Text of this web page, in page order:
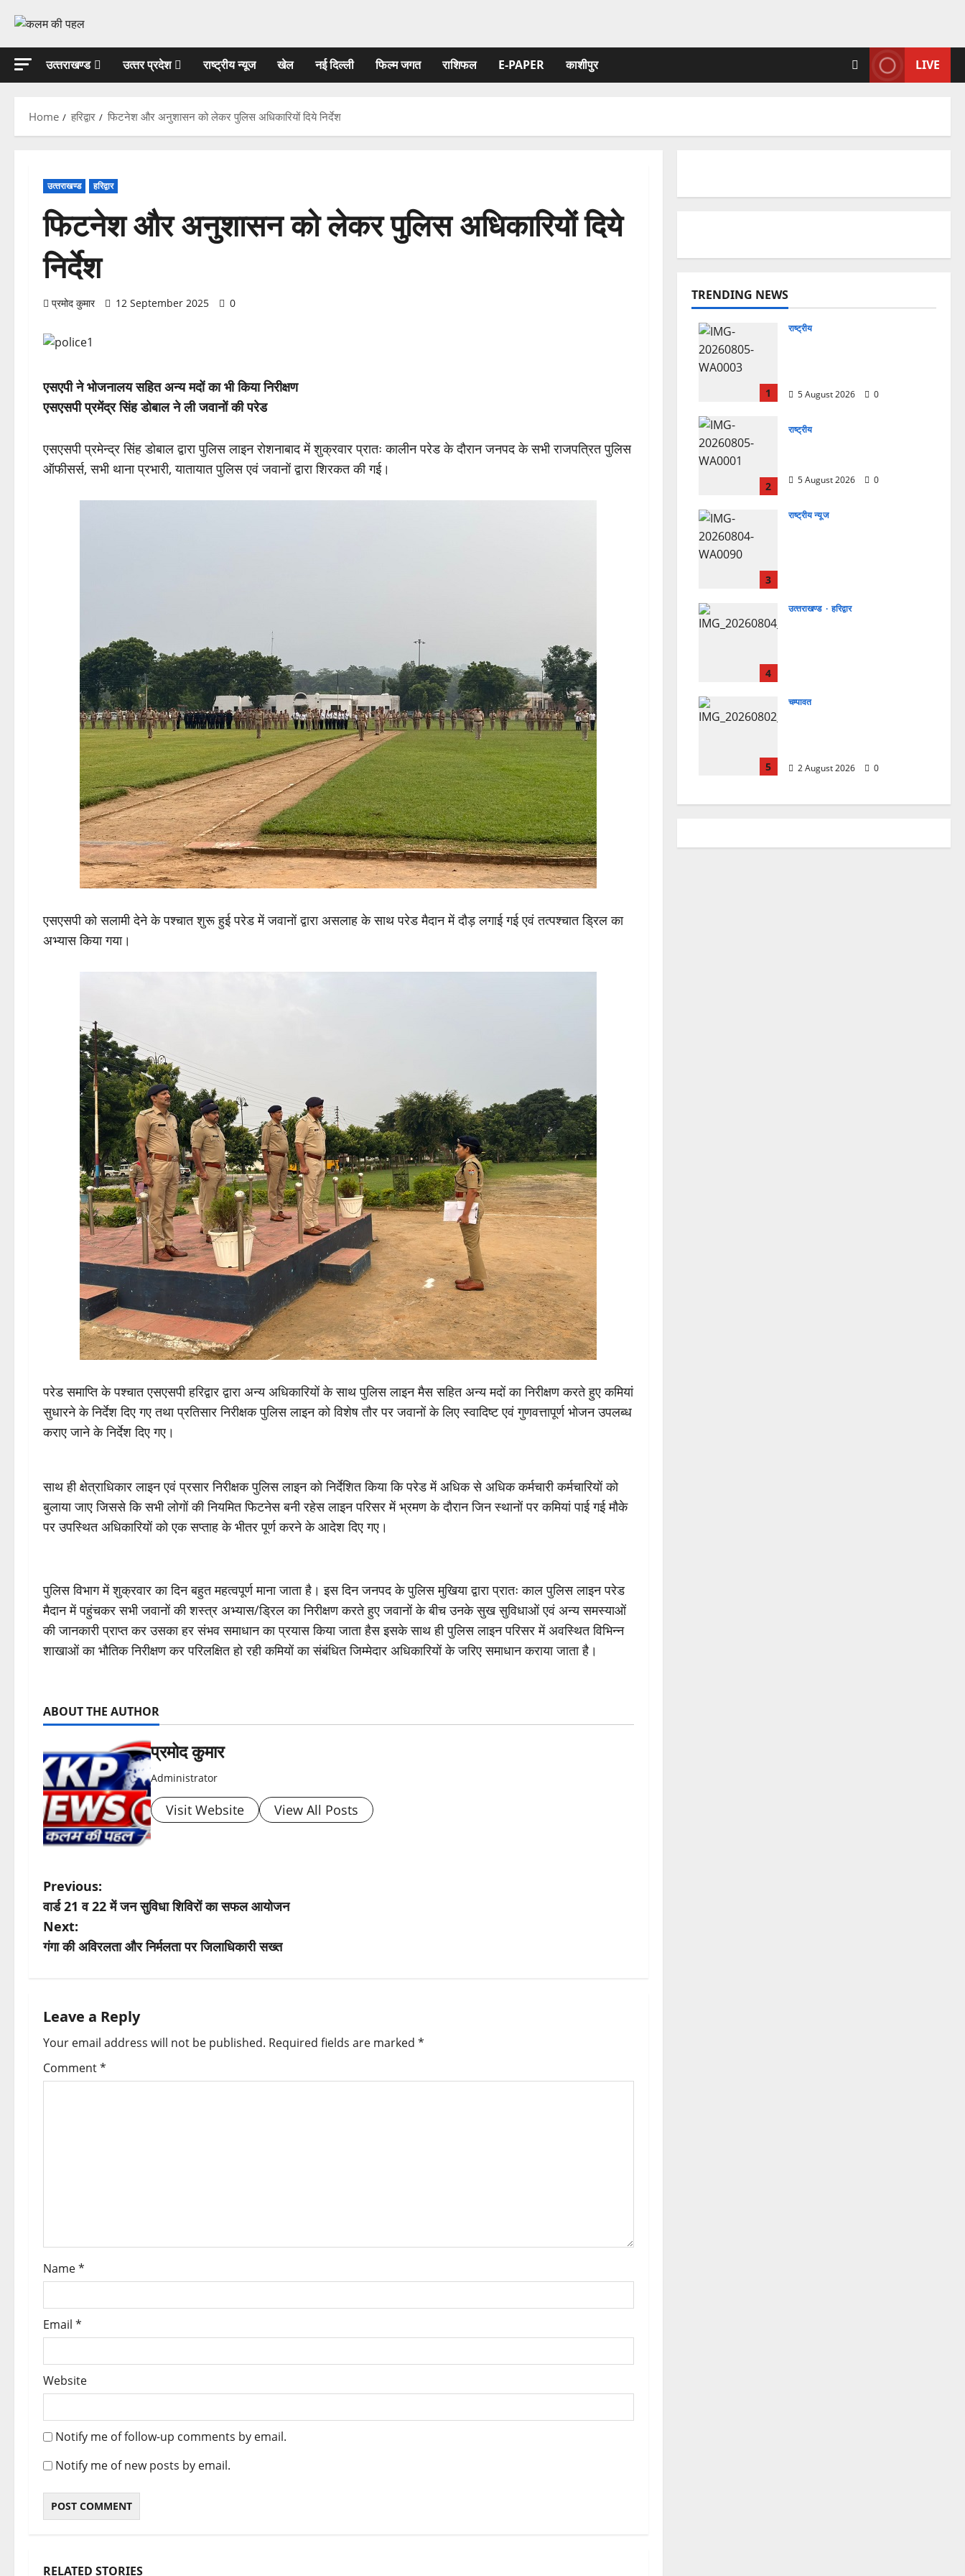
content
उत्‍तराखण्‍ड
उत्‍तर प्रदेश राष्ट्रीय न्यूज खेल नई दिल्ली फिल्‍म जगत राशिफल E-PAPER काशीपुर LIVE
Home हरिद्वार फिटनेश और अनुशासन को लेकर पुलिस अधिकारियों दिये निर्देश
उत्‍तराखण्‍ड हरिद्वार
फिटनेश और अनुशासन को लेकर पुलिस अधिकारियों दिये
निर्देश
प्रमोद कुमार 12 September 2025 0
एसएपी ने भोजनालय सहित अन्य मदों का भी किया निरीक्षण
एसएसपी प्रमेंद्र सिंह डोबाल ने ली जवानों की परेड
एसएसपी प्रमेन्द्र सिंह डोबाल द्वारा पुलिस लाइन रोशनाबाद में शुक्रवार प्रातः कालीन परेड के दौरान जनपद के सभी राजपत्रित पुलिस
ऑफीसर्स, सभी थाना प्रभारी, यातायात पुलिस एवं जवानों द्वारा शिरकत की गई।
एसएसपी को सलामी देने के पश्चात शुरू हुई परेड में जवानों द्वारा असलाह के साथ परेड मैदान में दौड़ लगाई गई एवं तत्पश्चात ड्रिल का
अभ्यास किया गया।
परेड समाप्ति के पश्चात एसएसपी हरिद्वार द्वारा अन्य अधिकारियों के साथ पुलिस लाइन मैस सहित अन्य मदों का निरीक्षण करते हुए कमियां
सुधारने के निर्देश दिए गए तथा प्रतिसार निरीक्षक पुलिस लाइन को विशेष तौर पर जवानों के लिए स्वादिष्ट एवं गुणवत्तापूर्ण भोजन उपलब्ध
कराए जाने के निर्देश दिए गए।
साथ ही क्षेत्राधिकार लाइन एवं प्रसार निरीक्षक पुलिस लाइन को निर्देशित किया कि परेड में अधिक से अधिक कर्मचारी कर्मचारियों को
बुलाया जाए जिससे कि सभी लोगों की नियमित फिटनेस बनी रहेस लाइन परिसर में भ्रमण के दौरान जिन स्थानों पर कमियां पाई गई मौके
पर उपस्थित अधिकारियों को एक सप्ताह के भीतर पूर्ण करने के आदेश दिए गए।
पुलिस विभाग में शुक्रवार का दिन बहुत महत्वपूर्ण माना जाता है। इस दिन जनपद के पुलिस मुखिया द्वारा प्रातः काल पुलिस लाइन परेड
मैदान में पहुंचकर सभी जवानों की शस्त्र अभ्यास/ड्रिल का निरीक्षण करते हुए जवानों के बीच उनके सुख सुविधाओं एवं अन्य समस्याओं
की जानकारी प्राप्त कर उसका हर संभव समाधान का प्रयास किया जाता हैस इसके साथ ही पुलिस लाइन परिसर में अवस्थित विभिन्न
शाखाओं का भौतिक निरीक्षण कर परिलक्षित हो रही कमियों का संबंधित जिम्मेदार अधिकारियों के जरिए समाधान कराया जाता है।
ABOUT THE AUTHOR
प्रमोद कुमार
Administrator
Visit Website View All Posts
P
o
s
n
a
v
o
n
Previous:
वार्ड 21 व 22 में जन सुविधा शिविरों का सफल आयोजन
Next:
गंगा की अविरलता और निर्मलता पर जिलाधिकारी सख्त
Leave a Reply
Your email address will not be published. Required fields are marked *
Comment*
Name*
Email *
Website
Notify me of follow-up comments by email.
Notify me of new posts by email.
RELATED STORIES
TRENDING NEWS
1
राष्ट्रीय
5 August 2026 0
2
राष्ट्रीय
5 August 2026 0
3
राष्ट्रीय न्यूज
4
उत्‍तराखण्‍ड हरिद्वार
5
चम्पावत
2 August 2026 0